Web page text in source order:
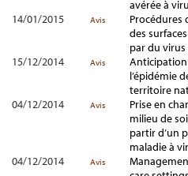
avérée à
14/01/2015
Avis
Procédures
des
par du virus
15/12/2014
Avis
Anticipation
l’épidémie
territoire
04/12/2014
Avis
Prise en
milieu de
partir d’un
maladie à
04/12/2014
Avis